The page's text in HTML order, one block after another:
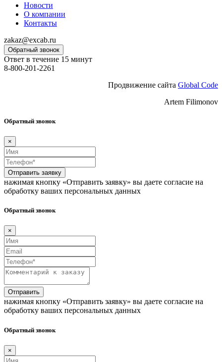
Новости
О компании
Контакты
zakaz@excab.ru
Обратный звонок
Ответ в течение 15 минут
8-800-201-2261
Продвижение сайта Global Code
Artem Filimonov
Обратный звонок
×
Отправить заявку
нажимая кнопку «Отправить заявку» вы даете согласие на
обработку ваших персональных данных
Обратный звонок
×
Отправить
нажимая кнопку «Отправить заявку» вы даете согласие на
обработку ваших персональных данных
Обратный звонок
×